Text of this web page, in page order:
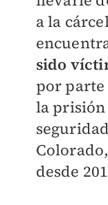
a la
sido
por parte
la
desde